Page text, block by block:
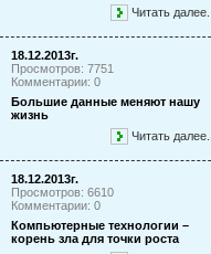
Читать далее...
18.12.2013г.
Просмотров: 7751
Комментарии: 0
Большие данные меняют нашу
жизнь
Читать далее...
18.12.2013г.
Просмотров: 6610
Комментарии: 0
Компьютерные технологии –
корень зла для точки роста